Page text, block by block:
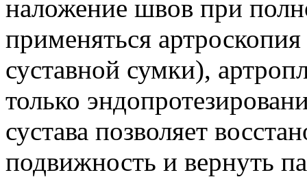
наложение швов при
применяться
суставной сумки),
только
сустава позволяет
подвижность и вернуть